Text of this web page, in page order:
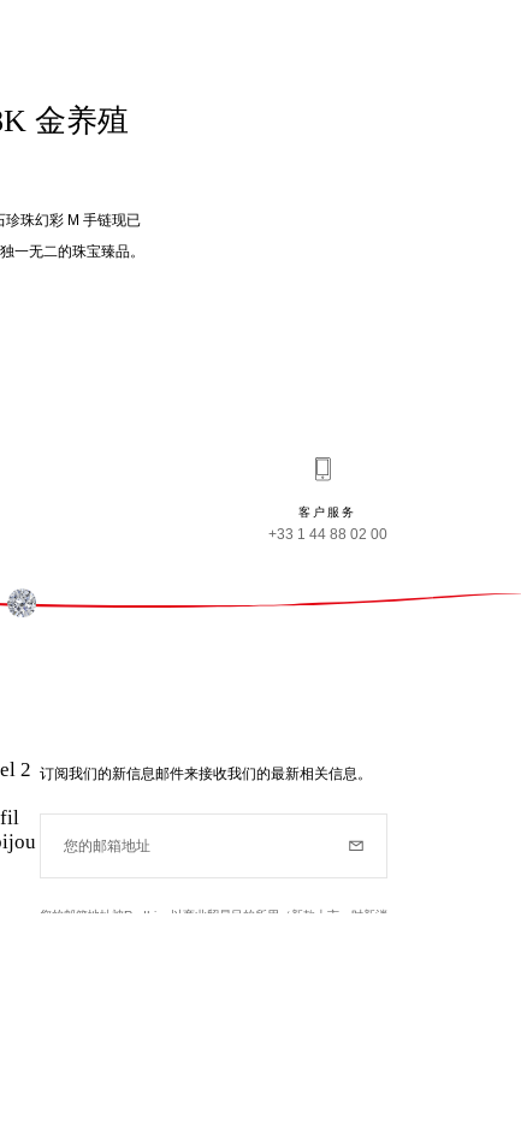
金养殖
珠幻彩 M 手链现已
一无二的珠宝臻品。
客户服务
+33 1 44 88 02 00
2 订阅我们的新信息邮件来接收我们的最新相关信息。
您的邮箱地址
您的邮箱地址被RedLine以商业贸易目的所用（新款上市，时新消